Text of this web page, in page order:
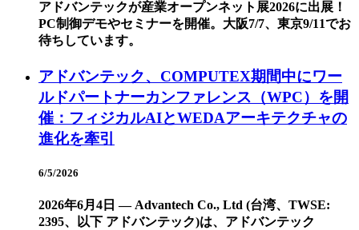
アドバンテックが産業オープンネット展2026に出展！
PC制御デモやセミナーを開催。大阪7/7、東京9/11でお
待ちしています。
アドバンテック、COMPUTEX期間中にワー
ルドパートナーカンファレンス（WPC）を開
催：フィジカルAIとWEDAアーキテクチャの
進化を牽引
6/5/2026
2026年6月4日 ― Advantech Co., Ltd (台湾、TWSE:
2395、以下 アドバンテック)は、アドバンテック